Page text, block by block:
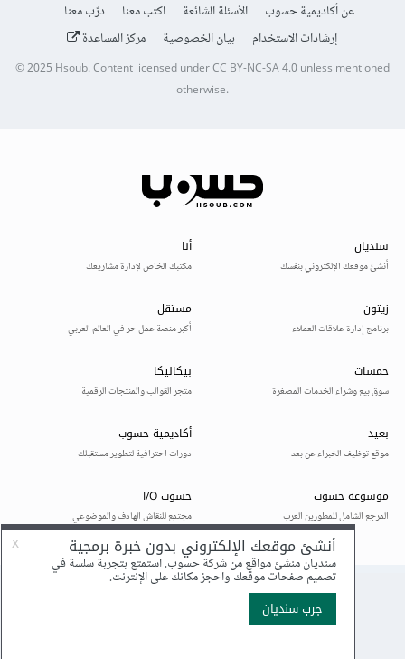
عن أكاديمية حسوب الأسئلة الشائعة اكتب معنا
درّب معنا
إرشادات الاستخدام
بيان الخصوصية مركز المساعدة
© 2025Hsoub.Content licensed underCC BY-NC-SA 4.0unless mentioned
otherwise.